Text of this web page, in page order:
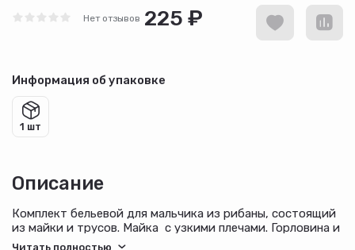
Нет отзывов 225 ₽
Информация об упаковке
1 шт
Описание
Комплект бельевой для мальчика из рибаны, состоящий
из майки и трусов. Майка с узкими плечами. Горловина и
проймы обработаны бейкой из полотна контрастного